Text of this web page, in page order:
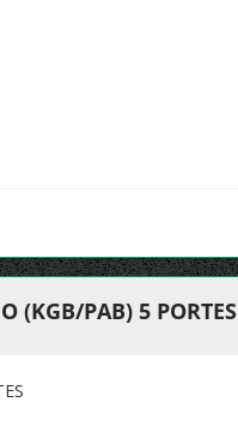
(KGB/PAB) 5 PORTES